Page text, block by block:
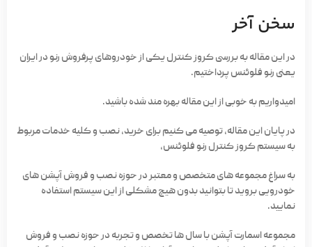
سخن آخر
در این مقاله به بررسی کروز کنترل یکی از خودروهای پرفروش رنو در ایران
یعنی رنو فلوئنس پرداختیم.
امیدواریم به خوبی از این مقاله بهره مند شده باشید.
در پایان این مقاله، توصیه می کنیم برای خرید، نصب و کلیه خدمات مربوط
به سیستم کروز کنترل رنو فلوئنس،
به سراغ مجموعه های متخصص و معتبر در حوزه نصب و فروش آپشن های
خودرویی بروید تا بتوانید بدون هیچ مشکلی از این سیستم استفاده
نمایید.
مجموعه اسمارت آپشن با سال ها تخصص و تجربه در حوزه نصب و فروش